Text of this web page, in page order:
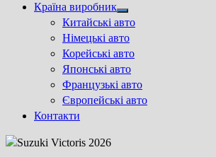
Країна виробник
Show
sub
menu
Китайські авто
Німецькі авто
Корейські авто
Японські авто
Французькі авто
Європейські авто
Контакти